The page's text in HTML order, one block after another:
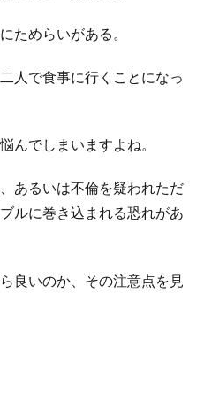
ためらいがある。
人で食事に行くことになっ
んでしまいますよね。
あるいは不倫を疑われただ
ルに巻き込まれる恐れがあ
良いのか、その注意点を見